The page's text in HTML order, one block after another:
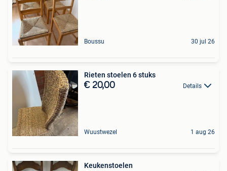
Boussu 30 jul 26
Rieten stoelen 6 stuks
€ 20,00 Details
Wuustwezel 1 aug 26
Keukenstoelen